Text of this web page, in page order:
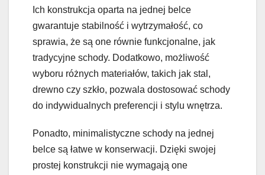
Ich konstrukcja oparta na jednej belce
gwarantuje stabilność i wytrzymałość, co
sprawia, że są one równie funkcjonalne, jak
tradycyjne schody. Dodatkowo, możliwość
wyboru różnych materiałów, takich jak stal,
drewno czy szkło, pozwala dostosować schody
do indywidualnych preferencji i stylu wnętrza.
Ponadto, minimalistyczne schody na jednej
belce są łatwe w konserwacji. Dzięki swojej
prostej konstrukcji nie wymagają one